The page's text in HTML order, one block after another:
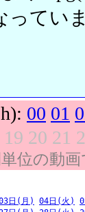
っていま
00 01
19 20 21
位の動
日(月) 04日(火)